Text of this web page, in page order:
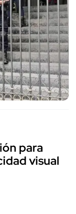
para
visual